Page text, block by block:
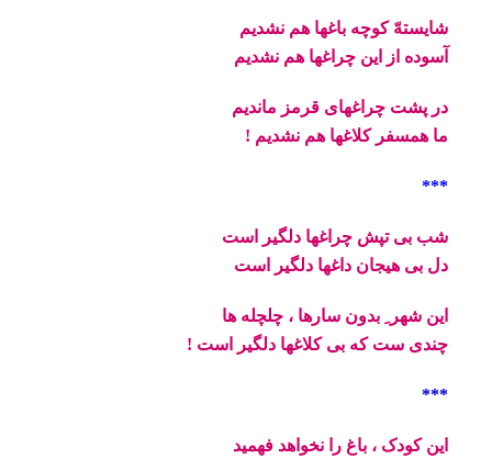
شایستهّ کوچه باغها هم نشدیم
آسوده از این چراغها هم نشدیم
در پشت چراغهای قرمز ماندیم
ما همسفر کلاغها هم نشدیم !
***
شب بی تپش چراغها دلگیر است
دل بی هیجان داغها دلگیر است
این شهر ِ بدون سارها ، چلچله ها
چندی ست که بی کلاغها دلگیر است !
***
این کودک ، باغ را نخواهد فهمید